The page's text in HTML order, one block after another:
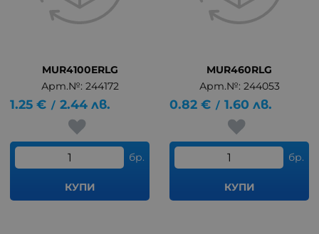
MUR4100ERLG
Арт.№: 244172
1.25 € / 2.44 лв.
бр.
КУПИ
MUR460RLG
Арт.№: 244053
0.82 € / 1.60 лв.
бр.
КУПИ